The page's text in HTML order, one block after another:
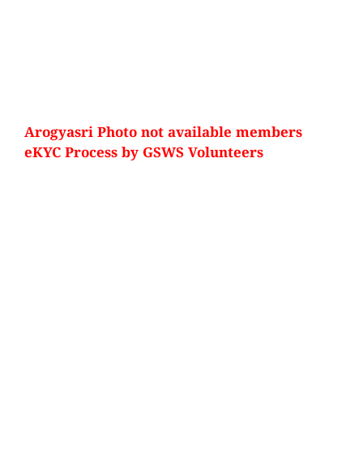
Arogyasri Photo not available members
eKYC Process by GSWS Volunteers